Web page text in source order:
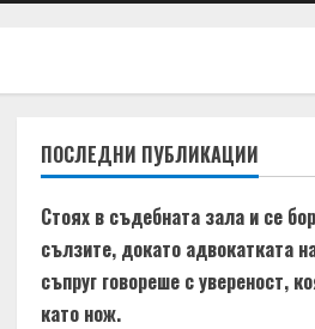
ПОСЛЕДНИ ПУБЛИКАЦИИ
Стоях в съдебната зала и се
сълзите, докато адвокатката
съпруг говореше с увереност,
като нож.